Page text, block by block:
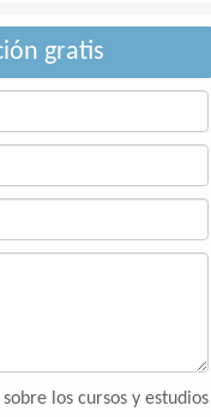
gratis
los cursos y estudios